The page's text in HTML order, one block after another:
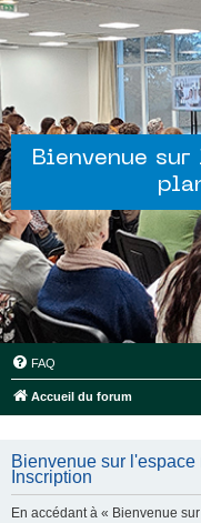
Bienvenue
FAQ
Accueil du forum
Bienvenue sur
Inscription
En accédant à « Bienvenue